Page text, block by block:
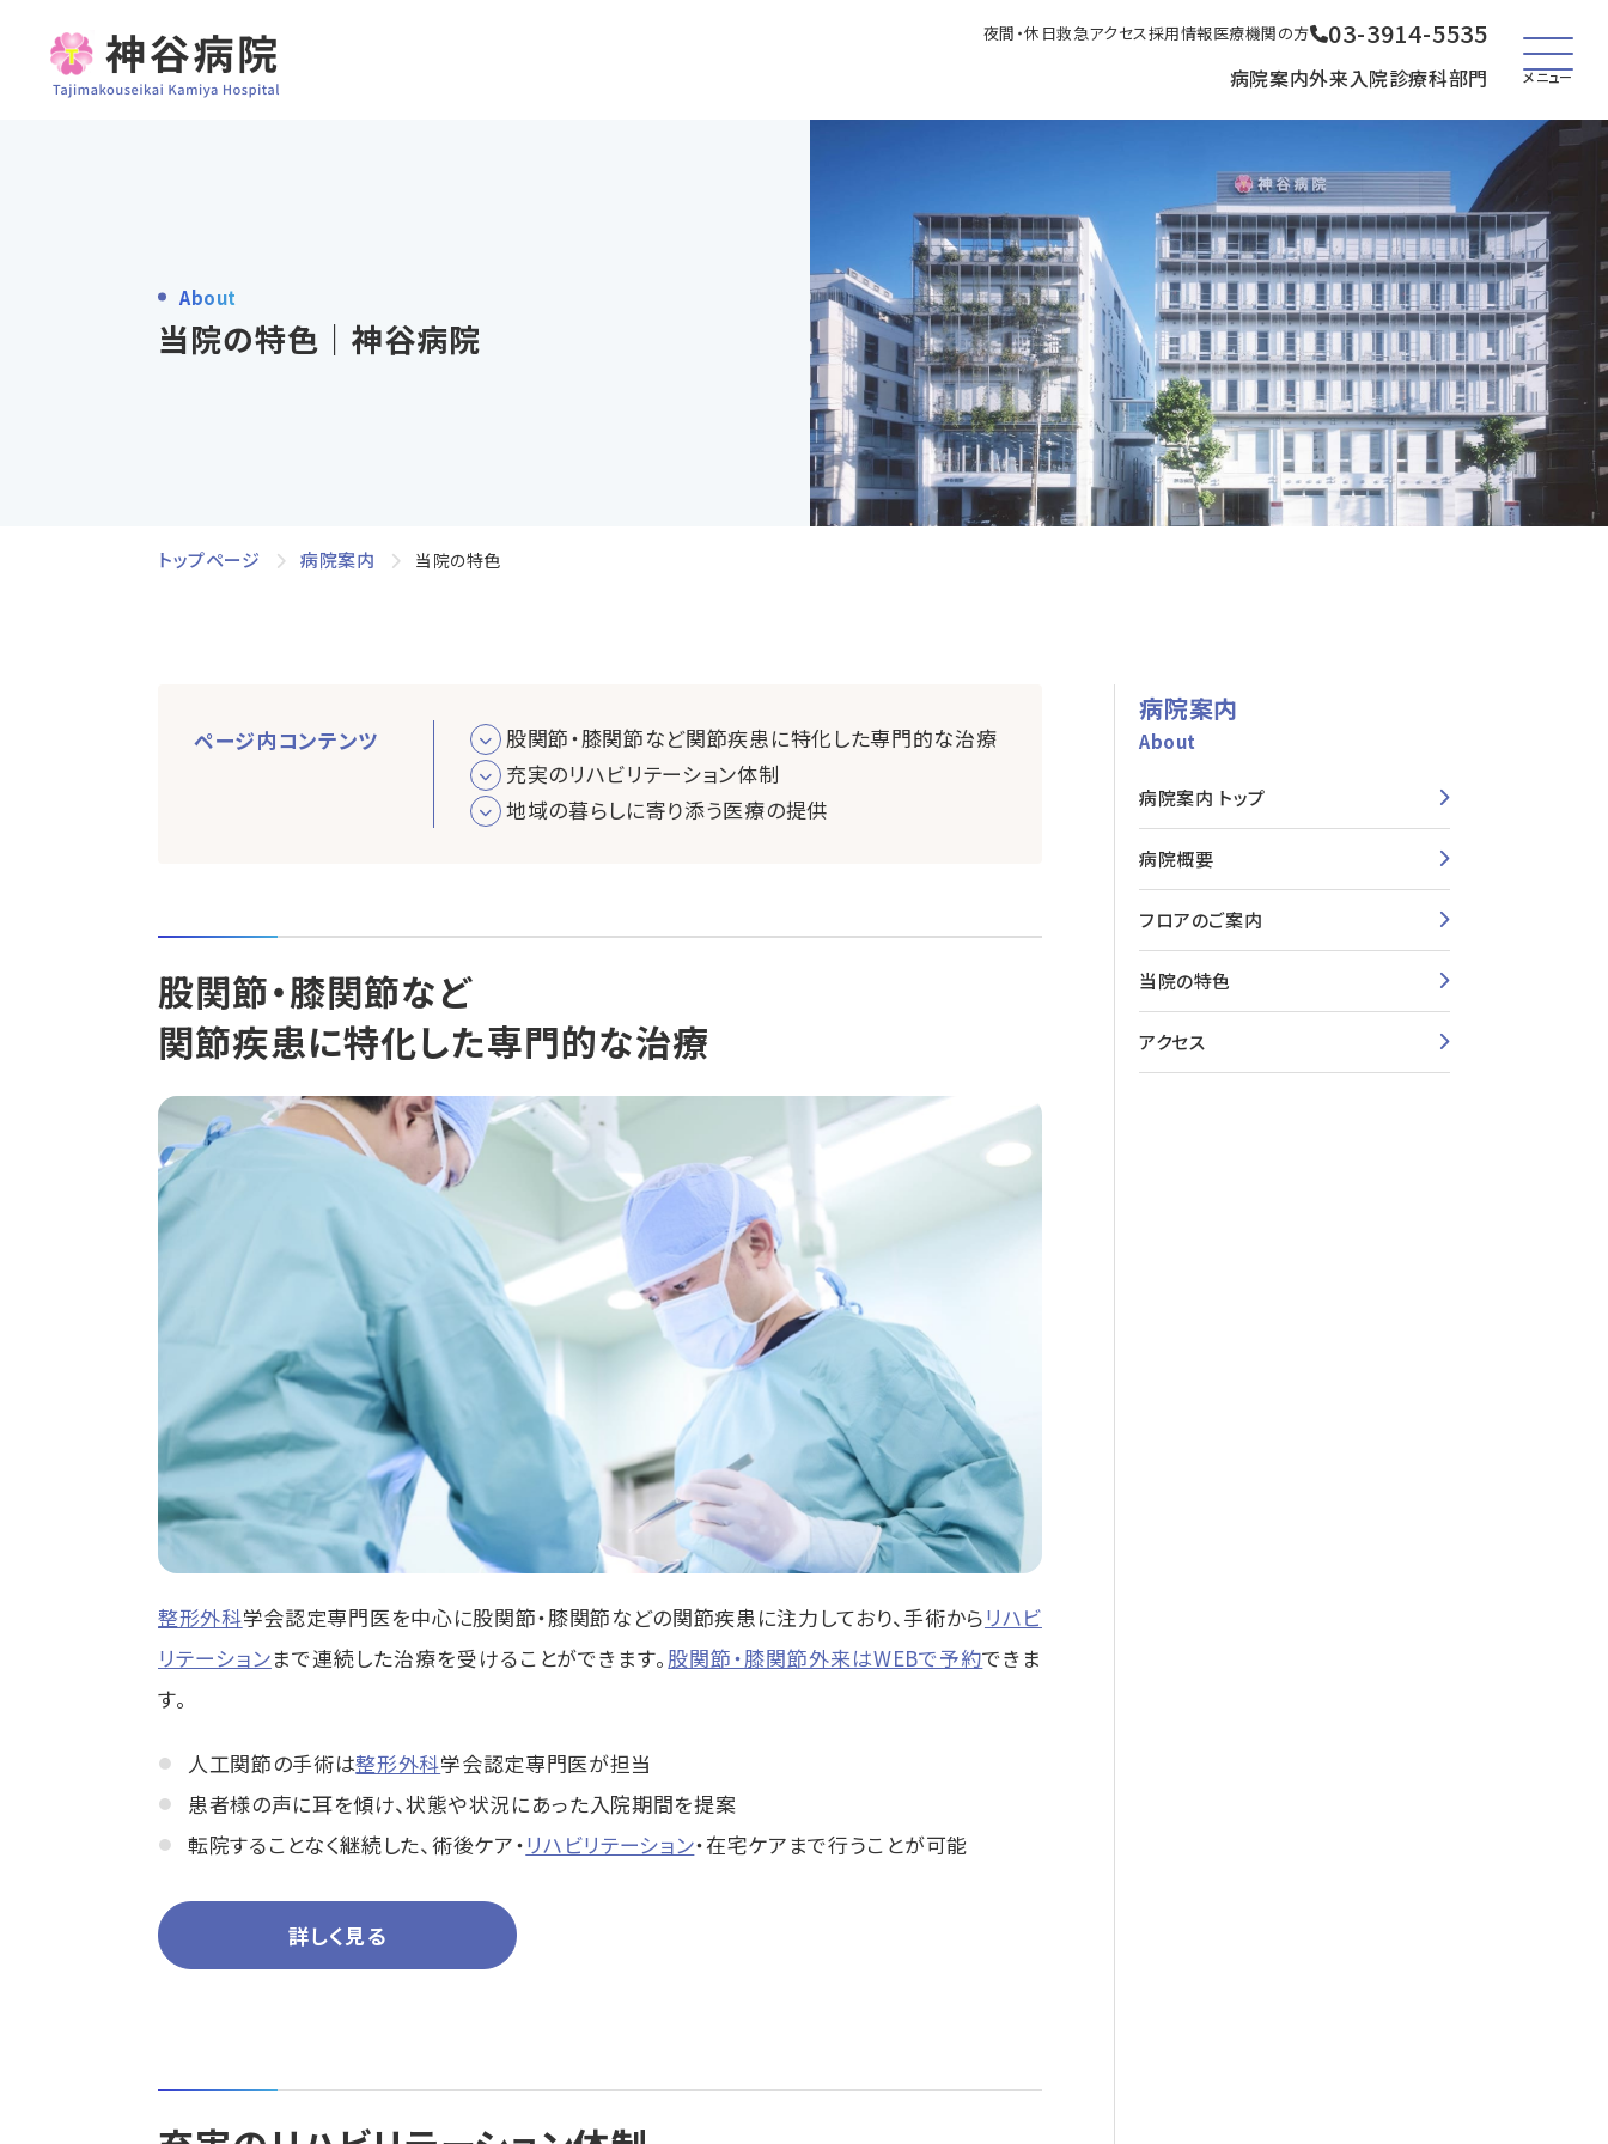
夜間・休日救急アクセス採用情報医療機関の方 03-3914-5535
病院案内外来入院診療科部門 メニュー
About
当院の特色｜神谷病院
トップページ 病院案内 当院の特色
ページ内コンテンツ
股関節・膝関節など関節疾患に特化した専門的な治療
充実のリハビリテーション体制
地域の暮らしに寄り添う医療の提供
股関節・膝関節など
関節疾患に特化した専門的な治療
整形外科学会認定専門医を中心に股関節・膝関節などの関節疾患に注力しており、手術からリハビ
リテーションまで連続した治療を受けることができます。 股関節・膝関節外来はWEBで予約できま
す。
人工関節の手術は整形外科学会認定専門医が担当
患者様の声に耳を傾け、状態や状況にあった入院期間を提案
転院することなく継続した、術後ケア・リハビリテーション・在宅ケアまで行うことが可能
詳しく見る
病院案内
About
病院案内 トップ
病院概要
フロアのご案内
当院の特色
アクセス